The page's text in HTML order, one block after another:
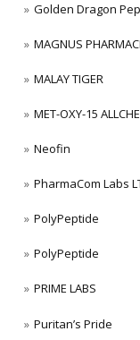
Golden Dragon
MAGNUS
MALAY TIGER
MET-OXY-15
Neofin
PharmaCom Labs
PolyPeptide
PolyPeptide
PRIME LABS
Puritan’s Pride